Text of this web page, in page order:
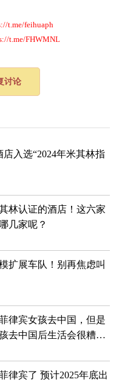
t.me/feihuaph
t.me/FHWMNL
讨论
入选“2024年米其林指
！
林认证的酒店！这六家
几家呢？
扩展车队！别再焦虑叫
律宾女孩去中国，但是
去中国后生活会很糟
律宾了 预计2025年底出